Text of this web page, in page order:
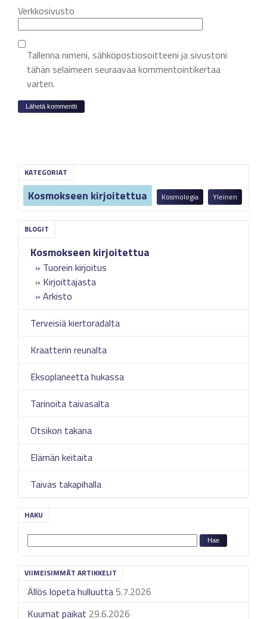
KATEGORIAT
Kosmokseen kirjoitettua Kosmologia Yleinen
Kosmokseen kirjoitettua
Tuorein kirjoitus
Kirjoittajasta
Arkisto
Terveisiä kiertoradalta
Kraatterin reunalta
Eksoplaneetta hukassa
Tarinoita taivasalta
Otsikon takana
Elämän keitaita
Taivas takapihalla
HAKU
VIIMEISIMMÄT ARTIKKELIT
Ällös lopeta hulluutta5.7.2026
Kuumat paikat 29.6.2026
Verkkosivusto
Tallenna nimeni, sähköpostiosoitteeni ja sivustoni
tähän selaimeen seuraavaa kommentointikertaa
varten.